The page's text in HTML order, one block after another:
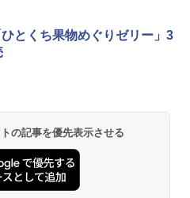
とくち果物めぐりゼリー」3
の記事を優先表示させる